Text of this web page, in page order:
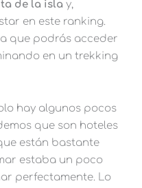
de la isla y,
en este ranking.
que podrás acceder
en un trekking
hay algunos pocos
que son hoteles
están bastante
estaba un poco
perfectamente. Lo